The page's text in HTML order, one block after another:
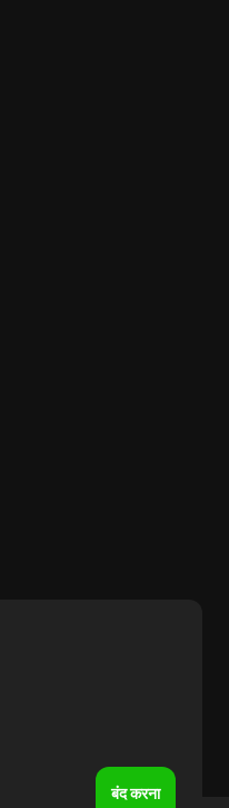
बंद करना